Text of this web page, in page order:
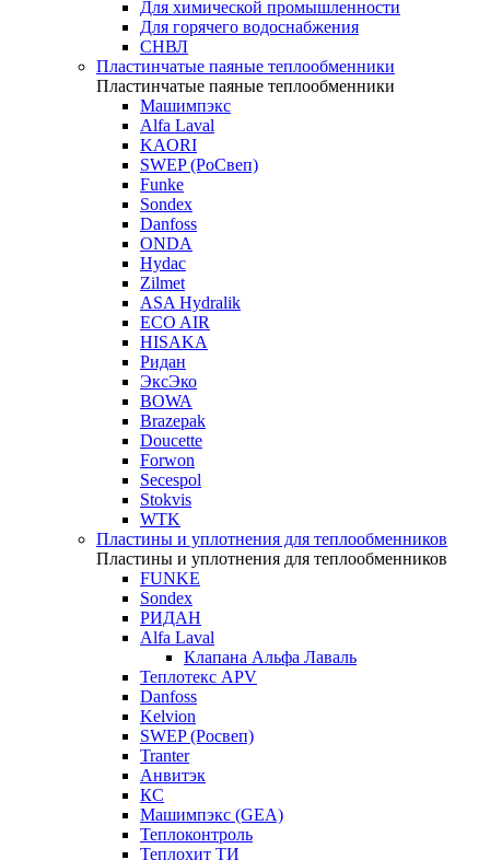
Для химической промышленности
Для горячего водоснабжения
СНВЛ
Пластинчатые паяные теплообменники
Пластинчатые паяные теплообменники
Машимпэкс
Alfa Laval
KAORI
SWEP (РоСвеп)
Funke
Sondex
Danfoss
ONDA
Hydac
Zilmet
ASA Hydralik
ECO AIR
HISAKA
Ридан
ЭксЭко
BOWA
Brazepak
Doucette
Forwon
Secespol
Stokvis
WTK
Пластины и уплотнения для теплообменников
Пластины и уплотнения для теплообменников
FUNKE
Sondex
РИДАН
Alfa Laval
Клапана Альфа Лаваль
Теплотекс APV
Danfoss
Kelvion
SWEP (Росвеп)
Tranter
Анвитэк
КС
Машимпэкс (GEA)
Теплоконтроль
Теплохит ТИ